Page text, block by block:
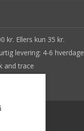
kr. Ellers kun 35 kr.
levering: 4-6 hverdage
and trace